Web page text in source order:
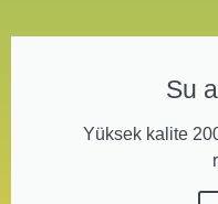
Su
Yüksek kalite